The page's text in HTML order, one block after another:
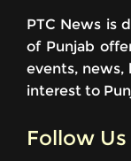
PTC News is
of Punjab
events, news,
interest to
Follow Us